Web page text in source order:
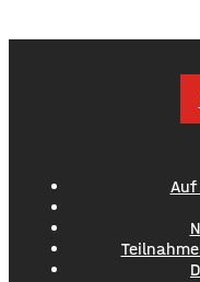
Auf